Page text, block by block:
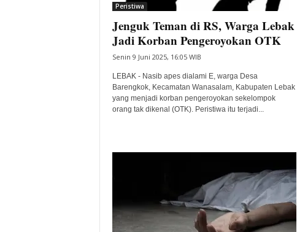
Peristiwa
Jenguk Teman di RS, Warga Lebak
Jadi Korban Pengeroyokan OTK
Senin 9 Juni 2025, 16:05 WIB
LEBAK - Nasib apes dialami E, warga Desa
Barengkok, Kecamatan Wanasalam, Kabupaten Lebak
yang menjadi korban pengeroyokan sekelompok
orang tak dikenal (OTK). Peristiwa itu terjadi...